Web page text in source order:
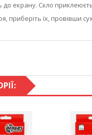
до екрану. Скло
приберіть їх, провівши